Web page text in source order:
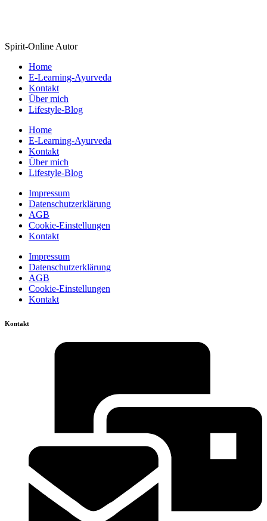
Spirit-Online Autor
Home
E-Learning-Ayurveda
Kontakt
Über mich
Lifestyle-Blog
Home
E-Learning-Ayurveda
Kontakt
Über mich
Lifestyle-Blog
Impressum
Datenschutzerklärung
AGB
Cookie-Einstellungen
Kontakt
Impressum
Datenschutzerklärung
AGB
Cookie-Einstellungen
Kontakt
Kontakt